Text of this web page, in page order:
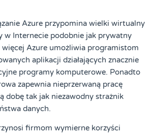
Azure przypomina wielki wirtualny
w Internecie podobnie jak prywatny
Azure umożliwia programistom
aplikacji działających znacznie
programy komputerowe. Ponadto
zapewnia nieprzerwaną pracę
dobę tak jak niezawodny strażnik
danych.
firmom wymierne korzyści